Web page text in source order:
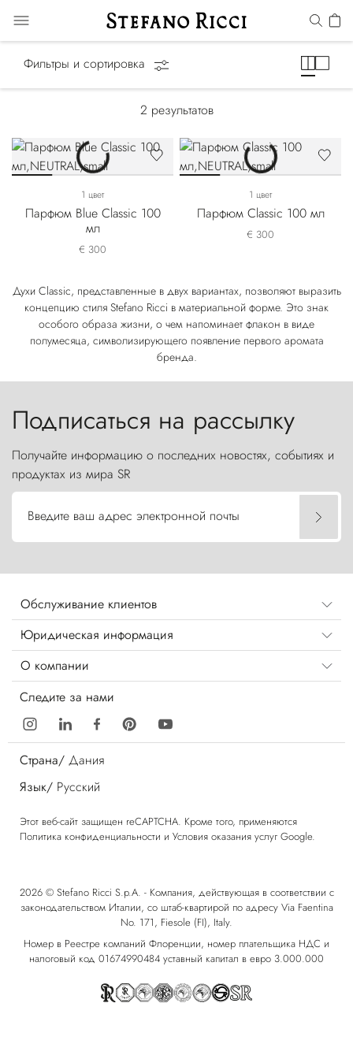
Фильтры и сортировка
2 результатов
1 цвет
Парфюм Blue Classic 100
мл
€ 300
1 цвет
Парфюм Classic 100 мл
€ 300
Духи Classic, представленные в двух вариантах, позволяют выразить
концепцию стиля Stefano Ricci в материальной форме. Это знак
особого образа жизни, о чем напоминает флакон в виде
полумесяца, символизирующего появление первого аромата
бренда.
Подписаться на рассылку
Получайте информацию о последних новостях, событиях и
продуктах из мира SR
Введите ваш адрес электронной почты
Обслуживание клиентов
Юридическая информация
О компании
Следите за нами
Страна/ Дания
Язык/ Русский
Этот веб-сайт защищен reCAPTCHA. Кроме того, применяются
Политика конфиденциальности и Условия оказания услуг Google.
2026 © Stefano Ricci S.p.A. - Компания, действующая в соответствии с
законодательством Италии, со штаб-квартирой по адресу Via Faentina
No. 171, Fiesole (FI), Italy.
Номер в Реестре компаний Флоренции, номер плательщика НДС и
налоговый код 01674990484 уставный капитал в евро 3.000.000